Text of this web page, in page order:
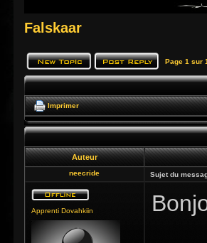
Falskaar
Page 1 sur 1
Imprimer
Auteur
neecride Sujet du
Apprenti Dovahkiin